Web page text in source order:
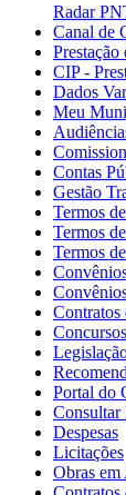
Radar
Canal de
CIP -
Dados
Meu
Contas
Gestão
Termos
Termos
Termos
Contratos
Portal do
Consultar
Despesas
Licitações
Obras em